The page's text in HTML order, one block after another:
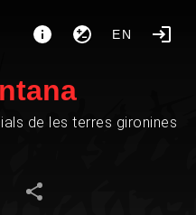
EN
de les terres gironines